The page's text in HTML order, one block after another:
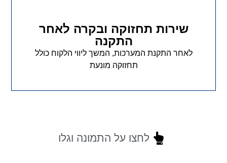
שירות תחזוקה ובקרה לאחר
התקנה
לאחר התקנת המערכות, המשך ליווי הלקוח כולל
תחזוקה מונעת
לחצו על התמונה וגלו